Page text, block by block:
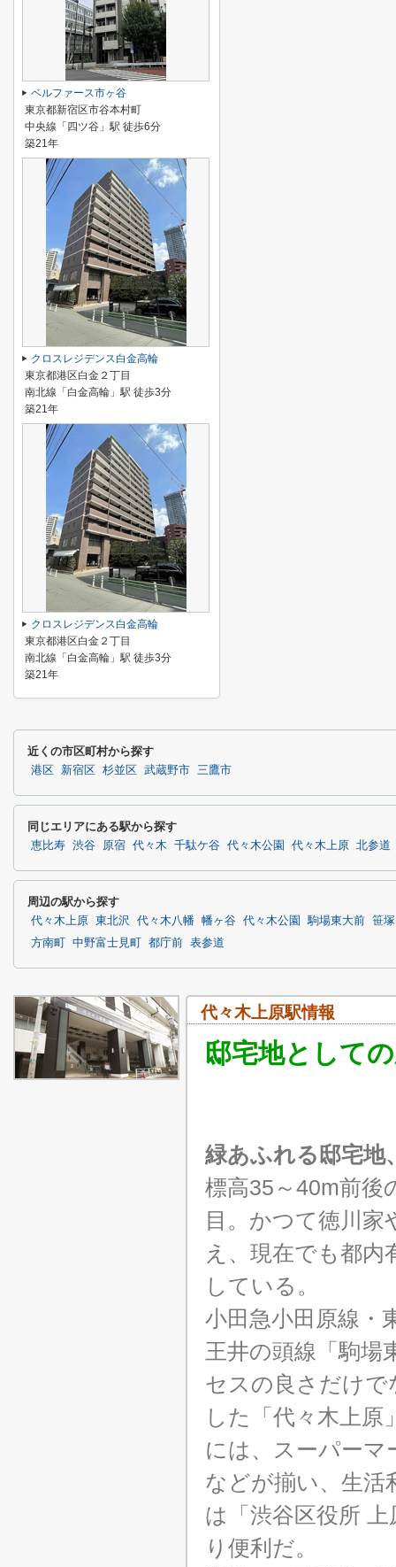
ベルファース市ヶ谷
東京都新宿区市谷本村町
中央線「四ツ谷」駅 徒歩6分
築21年
クロスレジデンス白金高輪
東京都港区白金２丁目
南北線「白金高輪」駅 徒歩3分
築21年
クロスレジデンス白金高輪
東京都港区白金２丁目
南北線「白金高輪」駅 徒歩3分
築21年
近くの市区町村から探す
港区 新宿区 杉並区 武蔵野市 三鷹市
同じエリアにある駅から探す
恵比寿 渋谷 原宿 代々木 千駄ケ谷 代々木公園 代々木上原 北参道
周辺の駅から探す
代々木上原 東北沢 代々木八幡 幡ヶ谷 代々木公園 駒場東大前 笹塚
方南町
中野富士見町 都庁前 表参道
代々木上原駅情報
邸宅地として
緑あふれる邸宅地
標高35～40m前後
目。かつて徳川
え、現在でも都内
している。
小田急小田原線・
王井の頭線「駒場
セスの良さだけで
した「代々木上原
には、スーパー
などが揃い、生活
は「渋谷区役所
り便利だ。